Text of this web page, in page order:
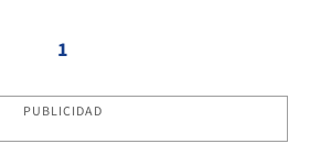
1
PUBLICIDAD